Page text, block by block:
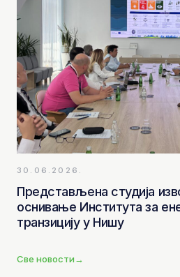
30.06.2026.
Представљена студија
оснивање Института за
транзицију у Нишу
Све новости→